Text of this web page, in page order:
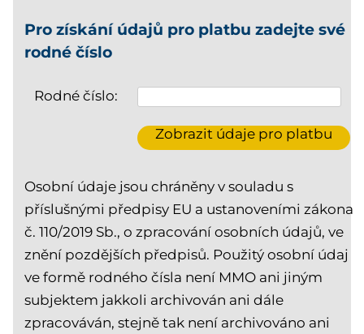
Pro získání údajů pro platbu zadejte své
rodné číslo
Rodné číslo:
Osobní údaje jsou chráněny v souladu s
příslušnými předpisy EU a ustanoveními zákona
č. 110/2019 Sb., o zpracování osobních údajů, ve
znění pozdějších předpisů. Použitý osobní údaj
ve formě rodného čísla není MMO ani jiným
subjektem jakkoli archivován ani dále
zpracováván, stejně tak není archivováno ani